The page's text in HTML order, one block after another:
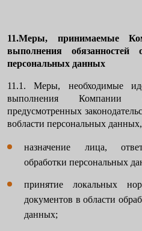
11.Меры, принимаемые
выполнения обязанностей
персональных данных
11.1. Меры, необходимые
выполнения Компании
предусмотренных
вобласти персональных
назначение лица,
обработки персональных
принятие локальных
документов в области
данных;